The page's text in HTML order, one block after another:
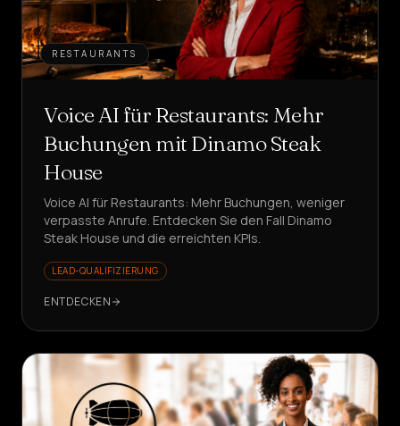
RESTAURANTS
Voice AI für Restaurants: Mehr
Buchungen mit Dinamo Steak
House
Voice AI für Restaurants: Mehr Buchungen, weniger
verpasste Anrufe. Entdecken Sie den Fall Dinamo
Steak House und die erreichten KPIs.
LEAD-QUALIFIZIERUNG
ENTDECKEN